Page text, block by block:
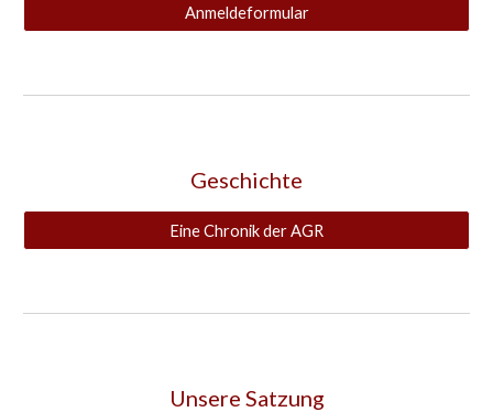
Anmeldeformular
Geschichte
Eine Chronik der AGR
Unsere Satzung